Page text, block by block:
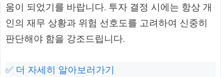
움이 되었기를 바랍니다. 투자 결정 시에는 항상 개
인의 재무 상황과 위험 선호도를 고려하여 신중히
판단해야 함을 강조드립니다.
✅ 더 자세히 알아보러가기